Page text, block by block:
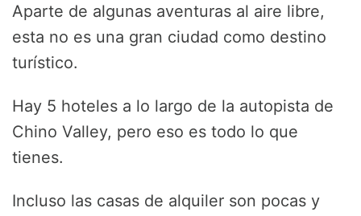
Aparte de algunas aventuras al aire libre,
esta no es una gran ciudad como destino
turístico.
Hay 5 hoteles a lo largo de la autopista de
Chino Valley, pero eso es todo lo que
tienes.
Incluso las casas de alquiler son pocas y